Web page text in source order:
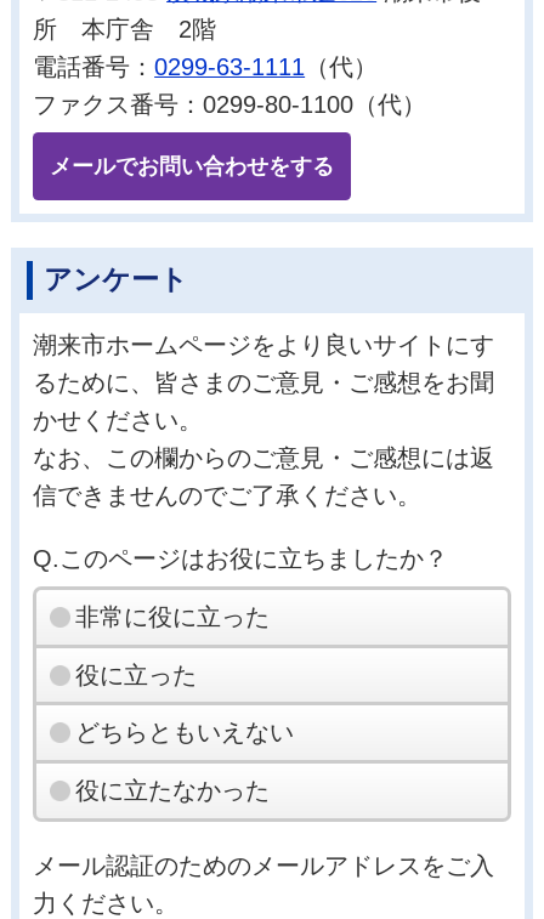
所 本庁舎 2階
電話番号：0299-63-1111 （代）
ファクス番号：0299-80-1100（代）
メールでお問い合わせをする
アンケート
潮来市ホームページをより良いサイトにす
るために、皆さまのご意見・ご感想をお聞
かせください。
なお、この欄からのご意見・ご感想には返
信できませんのでご了承ください。
Q.このページはお役に立ちましたか？
非常に役に立った
役に立った
どちらともいえない
役に立たなかった
メール認証のためのメールアドレスをご入
力ください。